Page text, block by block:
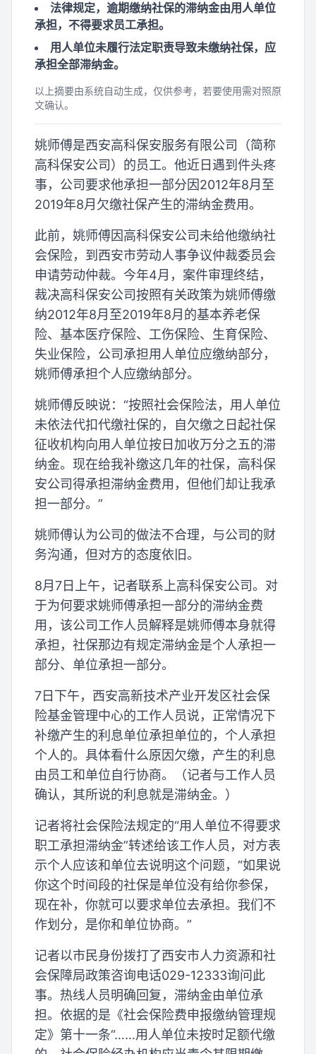
法律规定，逾期缴纳社保的滞纳金由用人单位
承担，不得要求员工承担。
用人单位未履行法定职责导致未缴纳社保，应
承担全部滞纳金。
以上摘要由系统自动生成，仅供参考，若要使用需对照原
文确认。
姚师傅是西安高科保安服务有限公司（简称
高科保安公司）的员工。他近日遇到件头疼
事，公司要求他承担一部分因2012年8月至
2019年8月欠缴社保产生的滞纳金费用。
此前，姚师傅因高科保安公司未给他缴纳社
会保险，到西安市劳动人事争议仲裁委员会
申请劳动仲裁。今年4月，案件审理终结，
裁决高科保安公司按照有关政策为姚师傅缴
纳2012年8月至2019年8月的基本养老保
险、基本医疗保险、工伤保险、生育保险、
失业保险，公司承担用人单位应缴纳部分，
姚师傅承担个人应缴纳部分。
姚师傅反映说：“按照社会保险法，用人单位
未依法代扣代缴社保的，自欠缴之日起社保
征收机构向用人单位按日加收万分之五的滞
纳金。现在给我补缴这几年的社保，高科保
安公司得承担滞纳金费用，但他们却让我承
担一部分。”
姚师傅认为公司的做法不合理，与公司的财
务沟通，但对方的态度依旧。
8月7日上午，记者联系上高科保安公司。对
于为何要求姚师傅承担一部分的滞纳金费
用，该公司工作人员解释是姚师傅本身就得
承担，社保那边有规定滞纳金是个人承担一
部分、单位承担一部分。
7日下午，西安高新技术产业开发区社会保
险基金管理中心的工作人员说，正常情况下
补缴产生的利息单位承担单位的，个人承担
个人的。具体看什么原因欠缴，产生的利息
由员工和单位自行协商。（记者与工作人员
确认，其所说的利息就是滞纳金。）
记者将社会保险法规定的“用人单位不得要求
职工承担滞纳金”转述给该工作人员，对方表
示个人应该和单位去说明这个问题，“如果说
你这个时间段的社保是单位没有给你参保，
现在补，你就可以要求单位去承担。我们不
作划分，是你和单位协商。”
记者以市民身份拨打了西安市人力资源和社
会保障局政策咨询电话029-12333询问此
事。热线人员明确回复，滞纳金由单位承
担。依据的是《社会保险费申报缴纳管理规
定》第十一条“……用人单位未按时足额代缴